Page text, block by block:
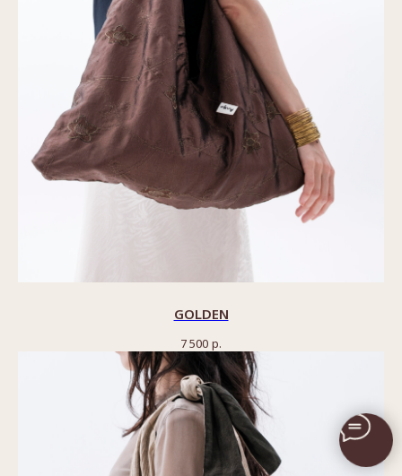
GOLDEN
7 500 р.